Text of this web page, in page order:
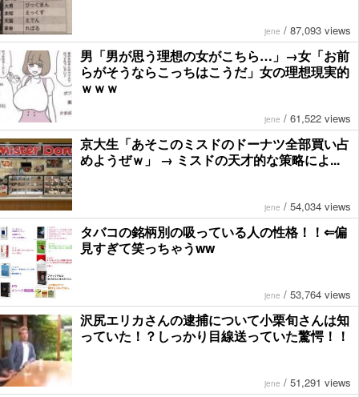
jene / 87,093 views
男「男が思う理想の女がこちら…」→女「お前
らがそうならこっちはこうだ」女の理想現実的
ｗｗｗ
jene / 61,522 views
京大生「あそこのミスドのドーナツ全部買い占
めようぜｗ」 → ミスドの天才的な策略によ...
jene / 54,034 views
タバコの銘柄別の吸っている人の性格！！⇐偏
見すぎて笑っちゃうww
jene / 53,764 views
沢尻エリカさんの逮捕について小栗旬さんは知
っていた！？しっかり目線送っていた驚愕！！
jene / 51,291 views